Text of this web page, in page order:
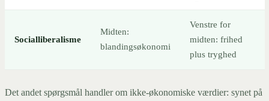
Socialliberalisme
Midten:
blandingsøkonomi
Venstre for
midten: frihed
plus tryghed
Det andet spørgsmål handler om ikke-økonomiske værdier: synet på